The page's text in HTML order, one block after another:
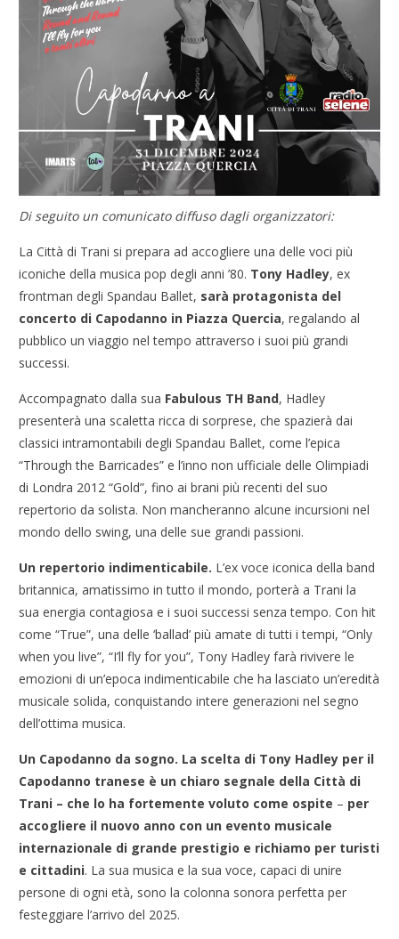
Di seguito un comunicato diffuso dagli organizzatori:
La Città di Trani si prepara ad accogliere una delle voci più
iconiche della musica pop degli anni ’80. Tony Hadley, ex
frontman degli Spandau Ballet, sarà protagonista del
concerto di Capodanno in Piazza Quercia, regalando al
pubblico un viaggio nel tempo attraverso i suoi più grandi
successi.
Accompagnato dalla sua Fabulous TH Band, Hadley
presenterà una scaletta ricca di sorprese, che spazierà dai
classici intramontabili degli Spandau Ballet, come l’epica
“Through the Barricades” e l’inno non ufficiale delle Olimpiadi
di Londra 2012 “Gold”, fino ai brani più recenti del suo
repertorio da solista. Non mancheranno alcune incursioni nel
mondo dello swing, una delle sue grandi passioni.
Un repertorio indimenticabile. L’ex voce iconica della band
britannica, amatissimo in tutto il mondo, porterà a Trani la
sua energia contagiosa e i suoi successi senza tempo. Con hit
come “True”, una delle ‘ballad’ più amate di tutti i tempi, “Only
when you live”, “I’ll fly for you”, Tony Hadley farà rivivere le
emozioni di un’epoca indimenticabile che ha lasciato un’eredità
musicale solida, conquistando intere generazioni nel segno
dell’ottima musica.
Un Capodanno da sogno. La scelta di Tony Hadley per il
Capodanno tranese è un chiaro segnale della Città di
Trani – che lo ha fortemente voluto come ospite – per
accogliere il nuovo anno con un evento musicale
internazionale di grande prestigio e richiamo per turisti
e cittadini. La sua musica e la sua voce, capaci di unire
persone di ogni età, sono la colonna sonora perfetta per
festeggiare l’arrivo del 2025.